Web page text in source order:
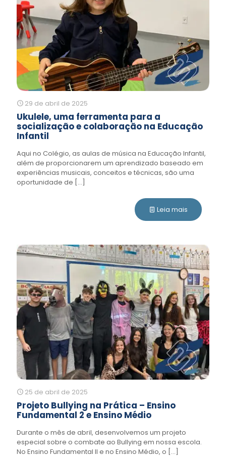
29 de abril de 2025
Ukulele, uma ferramenta para a
socialização e colaboração na Educação
Infantil
Aqui no Colégio, as aulas de música na Educação Infantil,
além de proporcionarem um aprendizado baseado em
experiências musicais, conceitos e técnicas, são uma
oportunidade de […]
Leia mais
25 de abril de 2025
Projeto Bullying na Prática – Ensino
Fundamental 2 e Ensino Médio
Durante o mês de abril, desenvolvemos um projeto
especial sobre o combate ao Bullying em nossa escola.
No Ensino Fundamental II e no Ensino Médio, o […]